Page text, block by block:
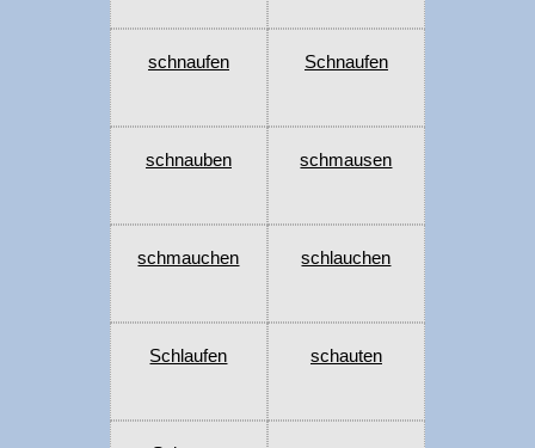
schnaufen Schnaufen
schnauben schmausen
schmauchen schlauchen
Schlaufen schauten